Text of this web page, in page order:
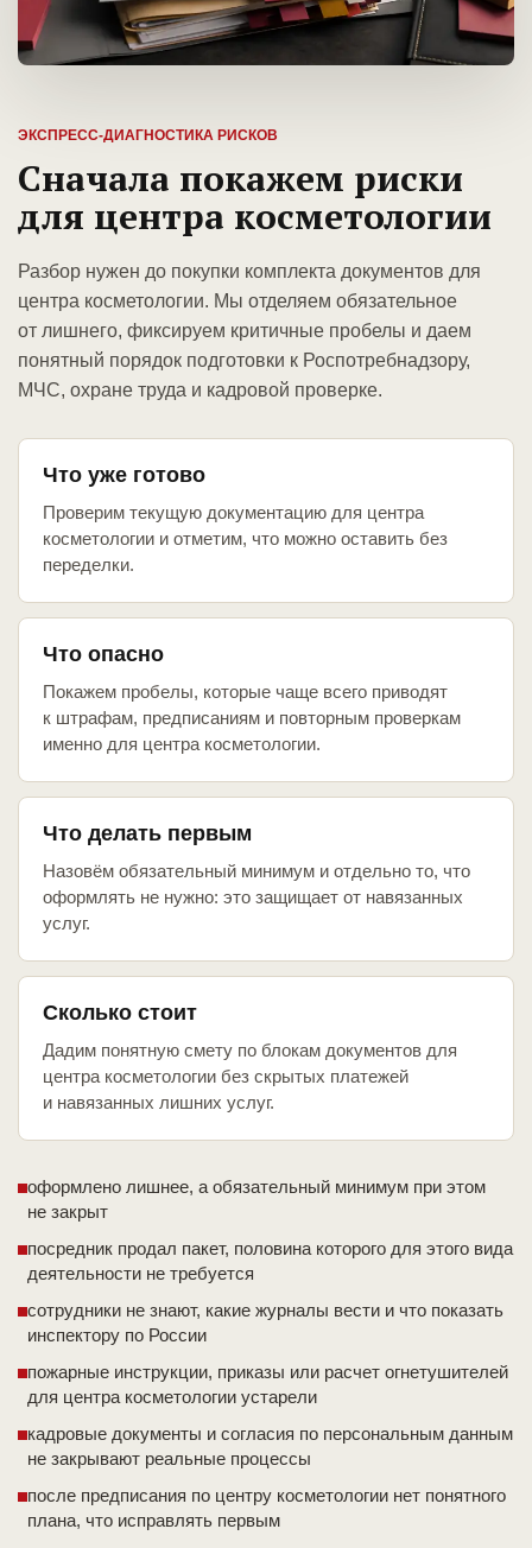
ЭКСПРЕСС-ДИАГНОСТИКА РИСКОВ
Сначала покажем риски
для центра косметологии
Разбор нужен до покупки комплекта документов для
центра косметологии. Мы отделяем обязательное
от лишнего, фиксируем критичные пробелы и даем
понятный порядок подготовки к Роспотребнадзору,
МЧС, охране труда и кадровой проверке.
Что уже готово
Проверим текущую документацию для центра
косметологии и отметим, что можно оставить без
переделки.
Что опасно
Покажем пробелы, которые чаще всего приводят
к штрафам, предписаниям и повторным проверкам
именно для центра косметологии.
Что делать первым
Назовём обязательный минимум и отдельно то, что
оформлять не нужно: это защищает от навязанных
услуг.
Сколько стоит
Дадим понятную смету по блокам документов для
центра косметологии без скрытых платежей
и навязанных лишних услуг.
оформлено лишнее, а обязательный минимум при этом
не закрыт
посредник продал пакет, половина которого для этого вида
деятельности не требуется
сотрудники не знают, какие журналы вести и что показать
инспектору по России
пожарные инструкции, приказы или расчет огнетушителей
для центра косметологии устарели
кадровые документы и согласия по персональным данным
не закрывают реальные процессы
после предписания по центру косметологии нет понятного
плана, что исправлять первым